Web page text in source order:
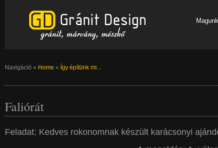
Navigáció » Home » Így építünk mi...
Faliórát
Feladat: Kedves rokonomnak készült karácsonyi